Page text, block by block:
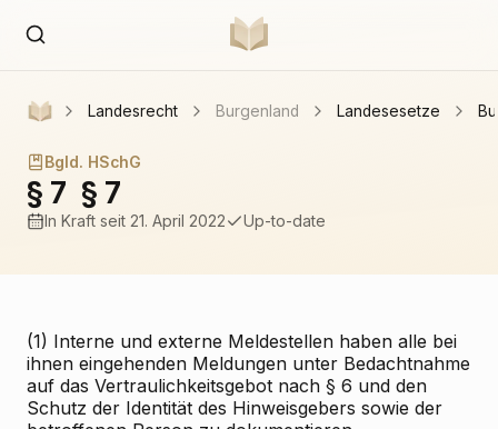
Landesrecht Burgenland Landesesetze
Bgld. HSchG
§ 7 § 7
In Kraft seit 21. April 2022 Up-to-date
(1) Interne und externe Meldestellen haben alle bei
ihnen eingehenden Meldungen unter Bedachtnahme
auf das Vertraulichkeitsgebot nach § 6 und den
Schutz der Identität des Hinweisgebers sowie der